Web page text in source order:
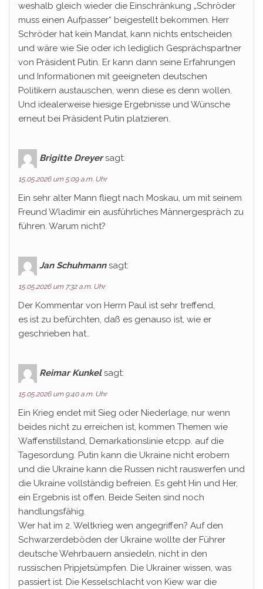
weshalb gleich wieder die Einschränkung „Schröder
muss einen Aufpasser“ beigestellt bekommen. Herr
Schröder hat kein Mandat, kann nichts entscheiden
und wäre wie Sie oder ich lediglich Gesprächspartner
von Präsident Putin. Er kann dann seine Erfahrungen
und Informationen mit geeigneten deutschen
Politikern austauschen, wenn diese es denn wollen.
Und idealerweise hiesige Ergebnisse und Wünsche
erneut bei Präsident Putin platzieren.
Brigitte Dreyer sagt:
15.05.2026 um 5:09 a.m. Uhr
Ein sehr alter Mann fliegt nach Moskau, um mit seinem
Freund Wladimir ein ausführliches Männergespräch zu
führen. Warum nicht?
Jan Schuhmann sagt:
15.05.2026 um 7:32 a.m. Uhr
Der Kommentar von Herrn Paul ist sehr treffend,
es ist zu befürchten, daß es genauso ist, wie er
geschrieben hat..
Reimar Kunkel sagt:
15.05.2026 um 9:40 a.m. Uhr
Ein Krieg endet mit Sieg oder Niederlage, nur wenn
beides nicht zu erreichen ist, kommen Themen wie
Waffenstillstand, Demarkationslinie etcpp. auf die
Tagesordung. Putin kann die Ukraine nicht erobern
und die Ukraine kann die Russen nicht rauswerfen und
die Ukraine vollständig befreien. Es geht Hin und Her,
ein Ergebnis ist offen. Beide Seiten sind noch
handlungsfähig.
Wer hat im 2. Weltkrieg wen angegriffen? Auf den
Schwarzerdeböden der Ukraine wollte der Führer
deutsche Wehrbauern ansiedeln, nicht in den
russischen Pripjetsümpfen. Die Ukrainer wissen, was
passiert ist. Die Kesselschlacht von Kiew war die